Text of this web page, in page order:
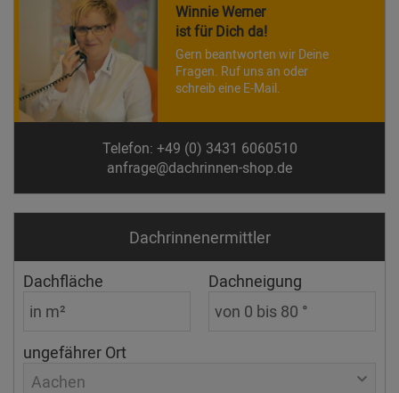
Winnie Werner
ist für Dich da!
Gern beantworten wir Deine
Fragen. Ruf uns an oder
schreib eine E-Mail.
Telefon: +49 (0) 3431 6060510
anfrage@dachrinnen-shop.de
Dachrinnen­ermittler
Dachfläche Dachneigung
ungefährer Ort
Aachen